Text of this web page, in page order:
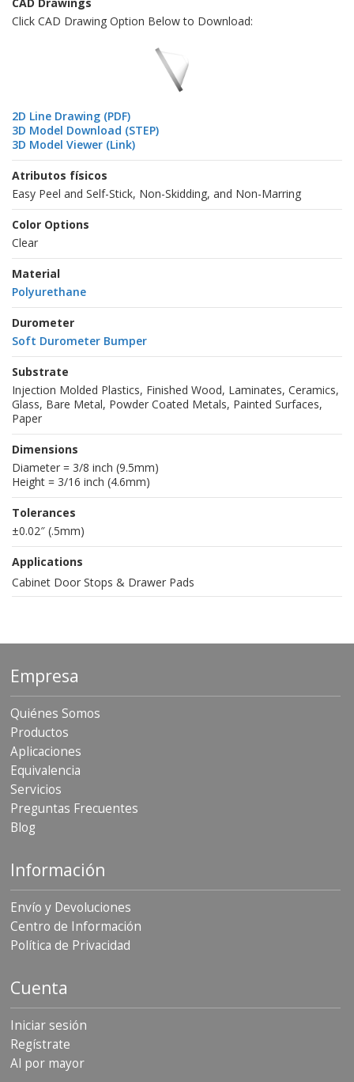
Click CAD Drawing Option Below to Download:
2D Line Drawing (PDF)
3D Model Download (STEP)
3D Model Viewer (Link)
Atributos físicos
Easy Peel and Self-Stick, Non-Skidding, and Non-Marring
Color Options
Clear
Material
Polyurethane
Durometer
Soft Durometer Bumper
Substrate
Injection Molded Plastics, Finished Wood, Laminates, Ceramics,
Glass, Bare Metal, Powder Coated Metals, Painted Surfaces,
Paper
Dimensions
Diameter = 3/8 inch (9.5mm)
Height = 3/16 inch (4.6mm)
Tolerances
±0.02″ (.5mm)
Applications
Cabinet Door Stops & Drawer Pads
Empresa
Quiénes Somos
Productos
Aplicaciones
Equivalencia
Servicios
Preguntas Frecuentes
Blog
Información
Envío y Devoluciones
Centro de Información
Política de Privacidad
Cuenta
Iniciar sesión
Regístrate
Al por mayor